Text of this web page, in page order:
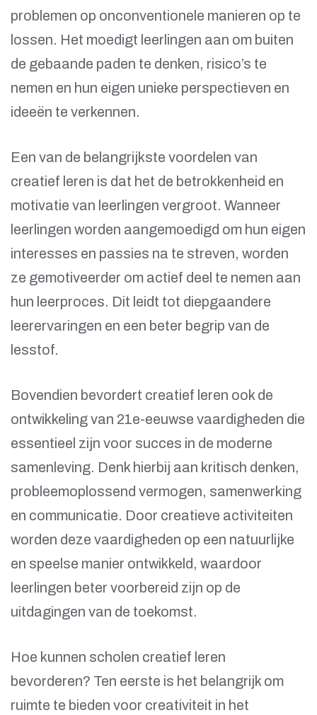
problemen op onconventionele manieren op te
lossen. Het moedigt leerlingen aan om buiten
de gebaande paden te denken, risico’s te
nemen en hun eigen unieke perspectieven en
ideeën te verkennen.
Een van de belangrijkste voordelen van
creatief leren is dat het de betrokkenheid en
motivatie van leerlingen vergroot. Wanneer
leerlingen worden aangemoedigd om hun eigen
interesses en passies na te streven, worden
ze gemotiveerder om actief deel te nemen aan
hun leerproces. Dit leidt tot diepgaandere
leerervaringen en een beter begrip van de
lesstof.
Bovendien bevordert creatief leren ook de
ontwikkeling van 21e-eeuwse vaardigheden die
essentieel zijn voor succes in de moderne
samenleving. Denk hierbij aan kritisch denken,
probleemoplossend vermogen, samenwerking
en communicatie. Door creatieve activiteiten
worden deze vaardigheden op een natuurlijke
en speelse manier ontwikkeld, waardoor
leerlingen beter voorbereid zijn op de
uitdagingen van de toekomst.
Hoe kunnen scholen creatief leren
bevorderen? Ten eerste is het belangrijk om
ruimte te bieden voor creativiteit in het